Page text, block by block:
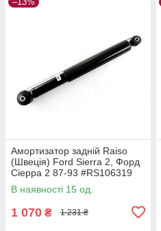
Амортизатор задній Raiso
(Швеція) Ford Sierra 2, Форд
Сіерра 2 87-93 #RS106319
UAORWYI17
В наявності 15 од.
1 070 ₴ 1 231 ₴